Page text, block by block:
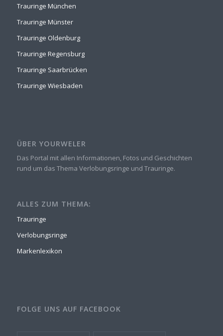
Trauringe München
Trauringe Münster
Trauringe Oldenburg
Trauringe Regensburg
Trauringe Saarbrücken
Trauringe Wiesbaden
ÜBER YOURWELER
Das Portal mit allen Informationen, Fotos und Geschichten
rund um das Thema Verlobungsringe und Trauringe.
ALLES ZUM THEMA:
Trauringe
Verlobungsringe
Markenlexikon
FOLGE UNS AUF FACEBOOK